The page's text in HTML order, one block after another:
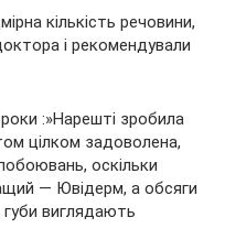
кількість речовини,
і рекомендували
:»Нарешті зробила
цілком задоволена,
оскільки
— Ювідерм, а обсяги
губи виглядають